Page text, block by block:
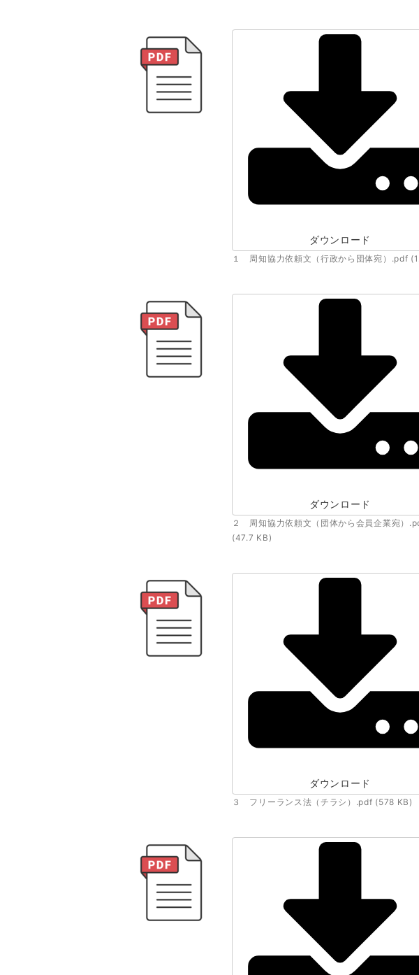
ダウンロード
１ 周知協力依頼文（行政から団体宛）.pdf
ダウンロード
２ 周知協力依頼文（団体から会員企業宛）
(47.7 KB)
ダウンロード
３ フリーランス法（チラシ）.pdf (578 KB)